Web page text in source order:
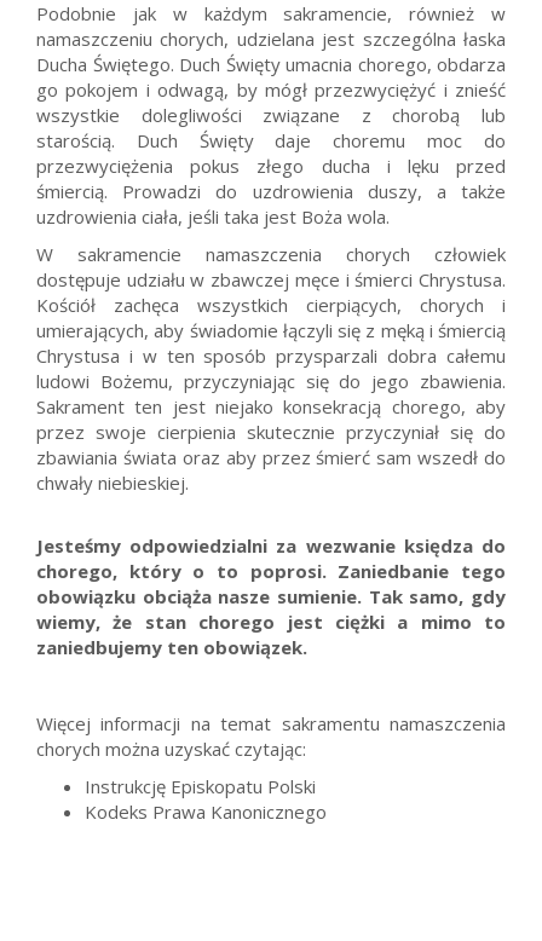
Podobnie jak w każdym sakramencie, również w
namaszczeniu chorych, udzielana jest szczególna łaska
Ducha Świętego. Duch Święty umacnia chorego, obdarza
go pokojem i odwagą, by mógł przezwyciężyć i znieść
wszystkie dolegliwości związane z chorobą lub
starością. Duch Święty daje choremu moc do
przezwyciężenia pokus złego ducha i lęku przed
śmiercią. Prowadzi do uzdrowienia duszy, a także
uzdrowienia ciała, jeśli taka jest Boża wola.
W sakramencie namaszczenia chorych człowiek
dostępuje udziału w zbawczej męce i śmierci Chrystusa.
Kościół zachęca wszystkich cierpiących, chorych i
umierających, aby świadomie łączyli się z męką i śmiercią
Chrystusa i w ten sposób przysparzali dobra całemu
ludowi Bożemu, przyczyniając się do jego zbawienia.
Sakrament ten jest niejako konsekracją chorego, aby
przez swoje cierpienia skutecznie przyczyniał się do
zbawiania świata oraz aby przez śmierć sam wszedł do
chwały niebieskiej.
Jesteśmy odpowiedzialni za wezwanie księdza do
chorego, który o to poprosi. Zaniedbanie tego
obowiązku obciąża nasze sumienie. Tak samo, gdy
wiemy, że stan chorego jest ciężki a mimo to
zaniedbujemy ten obowiązek.
Więcej informacji na temat sakramentu namaszczenia
chorych można uzyskać czytając:
Instrukcję Episkopatu Polski
Kodeks Prawa Kanonicznego